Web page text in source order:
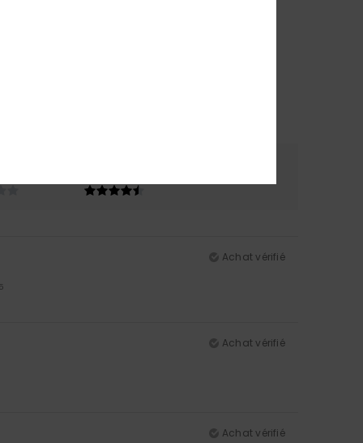
Achat vérifié
Achat vérifié
Achat vérifié